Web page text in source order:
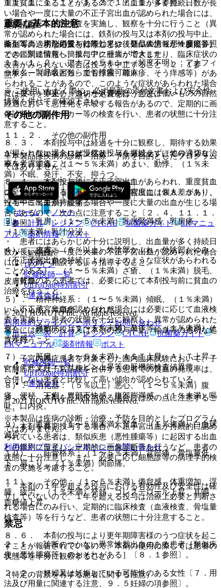
１１．１．１、１７．１．３、１７．１．４参照〕。
重要な基本的注意
８．１． 本剤の投与に際しては、類似疾患（悪性腫瘍等）
との鑑別に留意し、投与中に腫瘤が増大したり、臨床症状の
改善がみられない場合は投与を中止すること〔２．１参
照〕。
８．２． 卵巣チョコレート嚢胞は、頻度は低いものの自然
経過において悪性化を示唆する報告があるので、定期的に画
像診断や腫瘍マーカー等の検査を行い、患者の状態に十分注
意すること。
８．３． 本剤投与中は経過を十分に観察し、期待する効果
が得られない場合には漫然と投与を継続せず、他の適切な治
療を考慮すること。
８．４． 本剤投与後に不正子宮出血があらわれ、重度貧血
に至ることがある。不正子宮出血の程度には個人差があり、
投与中に出血が持続する場合や一度に大量の出血が生じる場
合もあるので、次の点に注意すること〔２．４、１１．１．
１参照〕。
・ 患者にはあらかじめ十分に説明し、出血量が多く持続日
数が長い場合や一度に大量の不正子宮出血が認められた場合
には、医師へ相談するよう指導すること。
・ 貧血のある患者では、必要に応じて本剤投与前に貧血の
治療を行うこと。
・ 不正子宮出血が認められた場合には必要に応じて血液検
査を実施し、患者の状態を十分に観察し、異常が認められた
場合には鉄剤の投与又は本剤の投与中止、輸血等の適切な処
置を行うこと。
・ 子宮内膜症患者を対象とした国内臨床試験において、子
宮腺筋症又は子宮筋腫を合併する患者での貧血の発現率は、
合併しない患者と比較して高い傾向が認められている。
８．５． 本剤を長期投与する場合には次の点に注意するこ
と。
・ 本剤を長期投与する場合、不正子宮出血が持続的に認め
られている患者は、類似疾患（悪性腫瘍等）に起因する出血
との鑑別に留意し、定期的に画像診断等を行うなど、患者の
状態に十分注意し、また、必要に応じ細胞診等の病理学的検
査の実施を考慮すること。
・ 本剤の１年を超える投与における有効性及び安全性は確
立していないので、１年を超える投与は治療上必要と判断さ
れる場合にのみ行い、定期的に臨床検査（血液検査、骨塩量
検査等）等を行うなど、患者の状態に十分注意すること。
８．６． 本剤の投与により更年期障害様のうつ症状を起こ
すことが報告されているので、本剤の使用に際しては患者の
状態等を十分に観察すること。
（特定の背景を有する患者に関する注意）
重度貧血に至ることがあるので、出血量が多く持続日数が長
い場合や一度に大量の不正子宮出血が認められた場合には、
必要に応じて血液検査を実施し、観察を十分に行うこと（異
常が認められた場合には、鉄剤の投与又は本剤の投与中止、
輸血等の適切な処置を行うこと）〔２．４、８．４参照〕。
１１．１．２． アナフィラキシー（頻度不明）：アナフィ
ラキシー（呼吸困難、血管浮腫、蕁麻疹、そう痒感等）があ
らわれることがあるので、このような症状があらわれた場合
には投与を中止し、適切な処置を行うこと。
その他の副作用
１１．２． その他の副作用
１）． 低エストロゲン症状：（５％以上）ほてり（２０．
６％）、頭痛、（１〜５％未満）めまい、動悸、（１％未
満）不眠、発汗、不安、抑うつ。
２）． 子宮：（５％以上）不正子宮出血（８８．３％）、
（１〜５％未満）腹痛。
３）． 乳房：（１〜５％未満）乳房緊満感、乳房痛、
（１％未満）乳汁分泌。
４）． 皮膚：（５％以上）外陰部かぶれ・外陰部かゆみ
［不正子宮出血の持続により、このような症状があらわれる
ことがある］、（１〜５％未満）ざ瘡、（１％未満）脱毛、
皮膚乾燥。
５）． 精神神経系：（１〜５％未満）傾眠、（１％未満）
いらいら感、片頭痛、しびれ感。
６）． 過敏症：（１〜５％未満）発疹等、（１％未満）そ
う痒感。
７）． 肝臓：（１〜５％未満）ＡＳＴ上昇・ＡＬＴ上昇・
γ−ＧＴＰ上昇・ビリルビン上昇等の肝機能検査値異常。
８）． 消化器：（５％以上）悪心、（１〜５％未満）腹
痛、便秘、下痢、胃部不快感、腹部膨満感、（１％未満）嘔
吐、口内炎。
９）． 血液：（１〜５％未満）貧血、（１％未満）白血球
減少。
１０）． 筋骨格系：（１〜５％未満）背部痛、骨塩量低
下、肩こり、（１％未満）関節痛。
１１）． その他：（１〜５％未満）倦怠感、体重増加、浮
腫、疲労、（１％未満）発熱、コレステロール上昇、耳鳴、
血糖値上昇。
禁忌
２．１． 診断のつかない異常性器出血のある患者［類似疾
患（悪性腫瘍等）のおそれがある］〔８．１参照〕。
２．２． 妊婦又は妊娠している可能性のある女性〔７．用
法及び用量に関連する注意、９．５妊婦の項参照〕。
薬剤情報
薬剤写真、用法用量、効能効果や後発品の情報が一度に参照
でき、関連情報へ簡単にアクセスができます。
一般名、製品名どちらでも検索可能！
※ ご使用いただく際に、必ず最新の添付文書および安全性
情報も併せてご確認下さい。
※本製品は疾病の診断・治療・予防を目的としたプログラム
ではありません。
ホーム
ノート
表・計算
レジメン CTCAE 抗菌薬ガイド
ERマニュ
アル
薬剤情報 ポスト
新規登録
ログイン
監修医師一覧
UpToDate特別割引
運営会社
© 2021 HOKUTO Inc. All rights reserved.
利用規約プライバシーポリシーお問い合わせ
ホーム
表・計算 レジメン CTCAE
抗菌薬ガイド
ERマニュアル
薬剤情報 ポスト
監修医師一覧
UpToDate特別割引
運営会社
© 2021 HOKUTO Inc. All rights reserved.
※本製品は疾病の診断・治療・予防を目的としたプログラム
ではありません。
利用規約プライバシーポリシーお問い合わせ